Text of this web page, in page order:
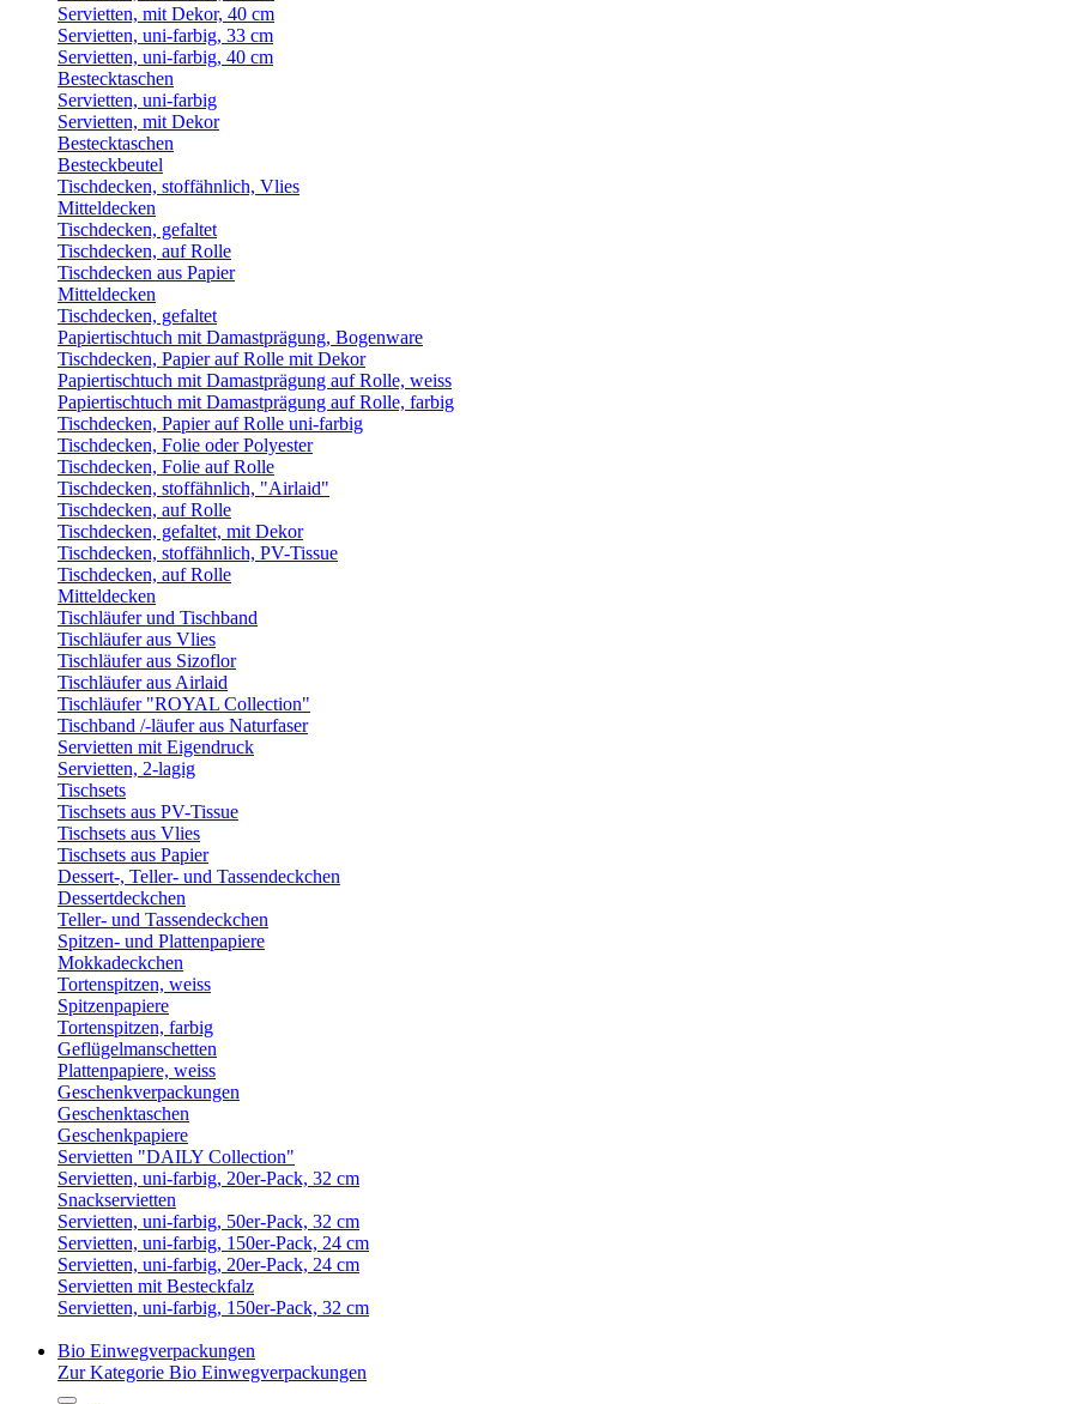
Servietten, mit Dekor, 40 cm
Servietten, uni-farbig, 33 cm
Servietten, uni-farbig, 40 cm
Bestecktaschen
Servietten, uni-farbig
Servietten, mit Dekor
Bestecktaschen
Besteckbeutel
Tischdecken, stoffähnlich, Vlies
Mitteldecken
Tischdecken, gefaltet
Tischdecken, auf Rolle
Tischdecken aus Papier
Mitteldecken
Tischdecken, gefaltet
Papiertischtuch mit Damastprägung, Bogenware
Tischdecken, Papier auf Rolle mit Dekor
Papiertischtuch mit Damastprägung auf Rolle, weiss
Papiertischtuch mit Damastprägung auf Rolle, farbig
Tischdecken, Papier auf Rolle uni-farbig
Tischdecken, Folie oder Polyester
Tischdecken, Folie auf Rolle
Tischdecken, stoffähnlich, "Airlaid"
Tischdecken, auf Rolle
Tischdecken, gefaltet, mit Dekor
Tischdecken, stoffähnlich, PV-Tissue
Tischdecken, auf Rolle
Mitteldecken
Tischläufer und Tischband
Tischläufer aus Vlies
Tischläufer aus Sizoflor
Tischläufer aus Airlaid
Tischläufer "ROYAL Collection"
Tischband /-läufer aus Naturfaser
Servietten mit Eigendruck
Servietten, 2-lagig
Tischsets
Tischsets aus PV-Tissue
Tischsets aus Vlies
Tischsets aus Papier
Dessert-, Teller- und Tassendeckchen
Dessertdeckchen
Teller- und Tassendeckchen
Spitzen- und Plattenpapiere
Mokkadeckchen
Tortenspitzen, weiss
Spitzenpapiere
Tortenspitzen, farbig
Geflügelmanschetten
Plattenpapiere, weiss
Geschenkverpackungen
Geschenktaschen
Geschenkpapiere
Servietten "DAILY Collection"
Servietten, uni-farbig, 20er-Pack, 32 cm
Snackservietten
Servietten, uni-farbig, 50er-Pack, 32 cm
Servietten, uni-farbig, 150er-Pack, 24 cm
Servietten, uni-farbig, 20er-Pack, 24 cm
Servietten mit Besteckfalz
Servietten, uni-farbig, 150er-Pack, 32 cm
Bio Einwegverpackungen
Zur Kategorie Bio Einwegverpackungen